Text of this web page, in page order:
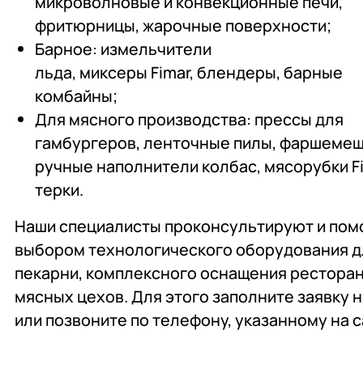
фритюрницы, жарочные поверхности;
Барное: измельчители
льда, миксеры Fimar, блендеры, барные
комбайны;
Для мясного производства: прессы для
гамбургеров, ленточные пилы,
ручные наполнители колбас, мясорубки
терки.
Наши специалисты проконсультируют и
выбором технологического оборудования
пекарни, комплексного оснащения
мясных цехов. Для этого заполните заявку
или позвоните по телефону, указанному на